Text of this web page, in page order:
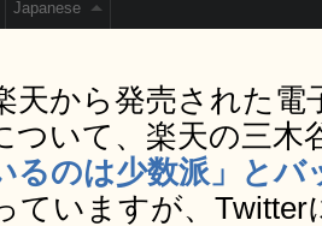
天から発売された電
ついて、楽天の三木
るのは少数派」と
ていますが、